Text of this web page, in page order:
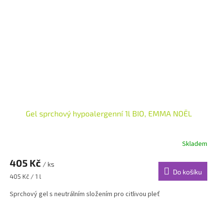
Gel sprchový hypoalergenní 1l BIO, EMMA NOËL
Skladem
405 Kč / ks
Měrná
405 Kč / 1 l
Do košíku
Sprchový gel s neutrálním složením pro citlivou pleť